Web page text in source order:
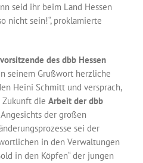
seid ihr beim Land Hessen
nicht sein!“, proklamierte
des dbb Hessen
seinem Grußwort herzliche
Heini Schmitt und versprach,
Zukunft die Arbeit der dbb
der großen
sei der
in den Verwaltungen
in den Köpfen“ der jungen